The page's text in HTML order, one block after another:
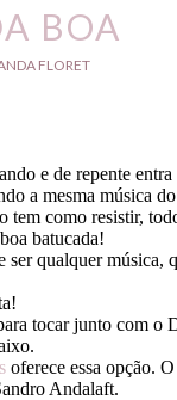
BOA
FLORET
e de repente
a mesma música
tem como resistir,
batucada!
ser qualquer música,
tocar junto com o
oferece essa opção.
Andalaft.